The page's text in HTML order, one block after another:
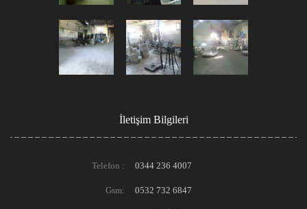
İletişim Bilgileri
Telefon : 0344 236 4007
Gsm: 0532 732 6847